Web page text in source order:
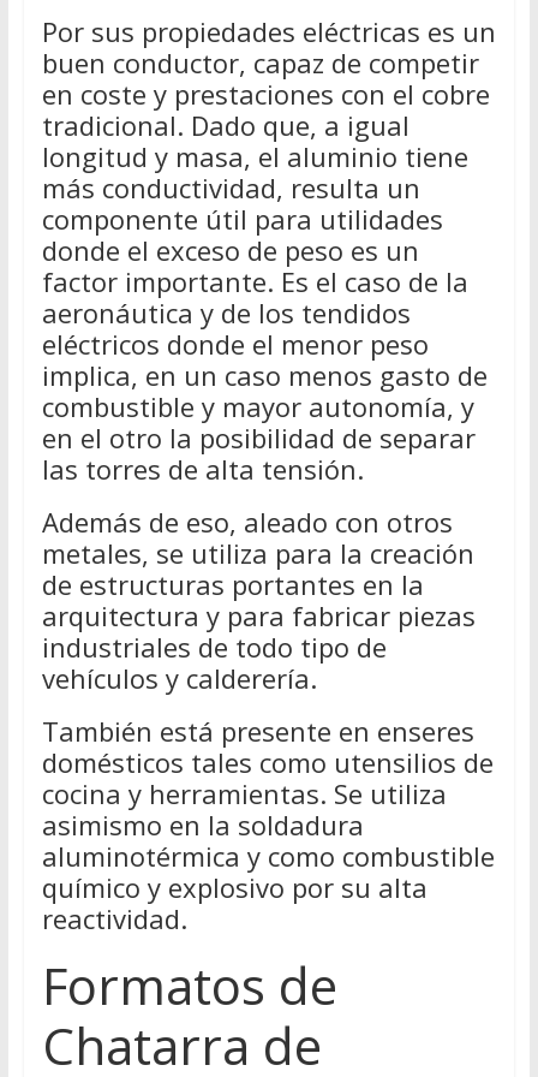
Por sus propiedades eléctricas es un
buen conductor, capaz de competir
en coste y prestaciones con el cobre
tradicional. Dado que, a igual
longitud y masa, el aluminio tiene
más conductividad, resulta un
componente útil para utilidades
donde el exceso de peso es un
factor importante. Es el caso de la
aeronáutica y de los tendidos
eléctricos donde el menor peso
implica, en un caso menos gasto de
combustible y mayor autonomía, y
en el otro la posibilidad de separar
las torres de alta tensión.
Además de eso, aleado con otros
metales, se utiliza para la creación
de estructuras portantes en la
arquitectura y para fabricar piezas
industriales de todo tipo de
vehículos y calderería.
También está presente en enseres
domésticos tales como utensilios de
cocina y herramientas. Se utiliza
asimismo en la soldadura
aluminotérmica y como combustible
químico y explosivo por su alta
reactividad.
Formatos de
Chatarra de